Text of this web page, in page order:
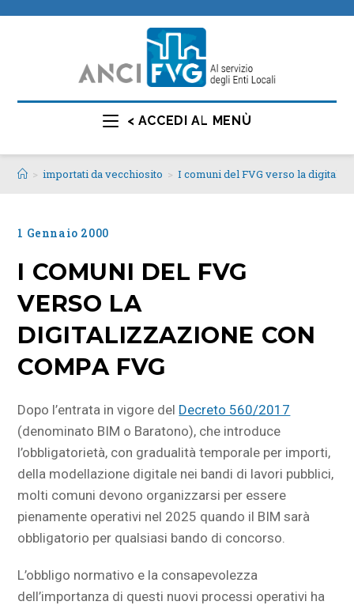
< ACCEDI AL MENÙ
> importati da vecchiosito > I comuni del FVG verso la
1 Gennaio 2000
I COMUNI DEL FVG
VERSO LA
DIGITALIZZAZIONE CON
COMPA FVG
Dopo l’entrata in vigore del Decreto 560/2017
(denominato BIM o Baratono), che introduce
l’obbligatorietà, con gradualità temporale per importi,
della modellazione digitale nei bandi di lavori pubblici,
molti comuni devono organizzarsi per essere
pienamente operativi nel 2025 quando il BIM sarà
obbligatorio per qualsiasi bando di concorso.
L’obbligo normativo e la consapevolezza
dell’importanza di questi nuovi processi operativi ha